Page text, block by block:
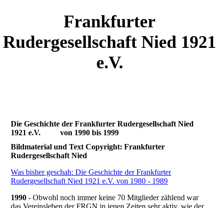
Frankfurter
Rudergesellschaft Nied 1921
e.V.
Die Geschichte der Frankfurter Rudergesellschaft Nied
1921 e.V. von 1990 bis 1999
Bildmaterial und Text Copyright: Frankfurter
Rudergesellschaft Nied
Was bisher geschah: Die Geschichte der Frankfurter
Rudergesellschaft Nied 1921 e.V. von 1980 - 1989
1990 - Obwohl noch immer keine 70 Mitglieder zählend war